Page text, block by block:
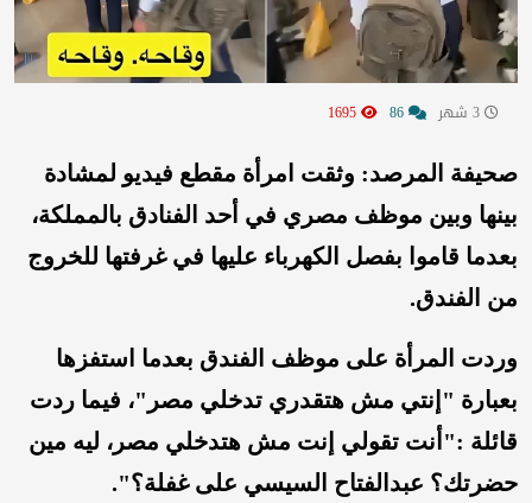
صحيفة المرصد: وثقت امرأة مقطع فيديو لمشادة
بينها وبين موظف مصري في أحد الفنادق بالمملكة،
بعدما قاموا بفصل الكهرباء عليها في غرفتها للخروج
من الفندق.
وردت المرأة على موظف الفندق بعدما استفزها
بعبارة "إنتي مش هتقدري تدخلي مصر"، فيما ردت
قائلة :"أنت تقولي إنت مش هتدخلي مصر، ليه مين
حضرتك؟ عبدالفتاح السيسي على غفلة؟".